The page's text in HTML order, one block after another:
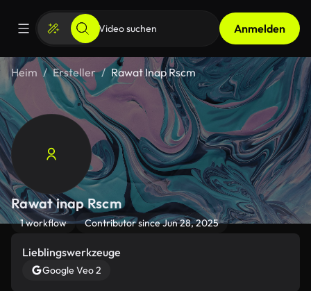
Anmelden
Heim Ersteller Rawat Inap Rscm
Rawat inap Rscm
1 workflow Contributor since Jun 28, 2025
Lieblingswerkzeuge
Google Veo 2